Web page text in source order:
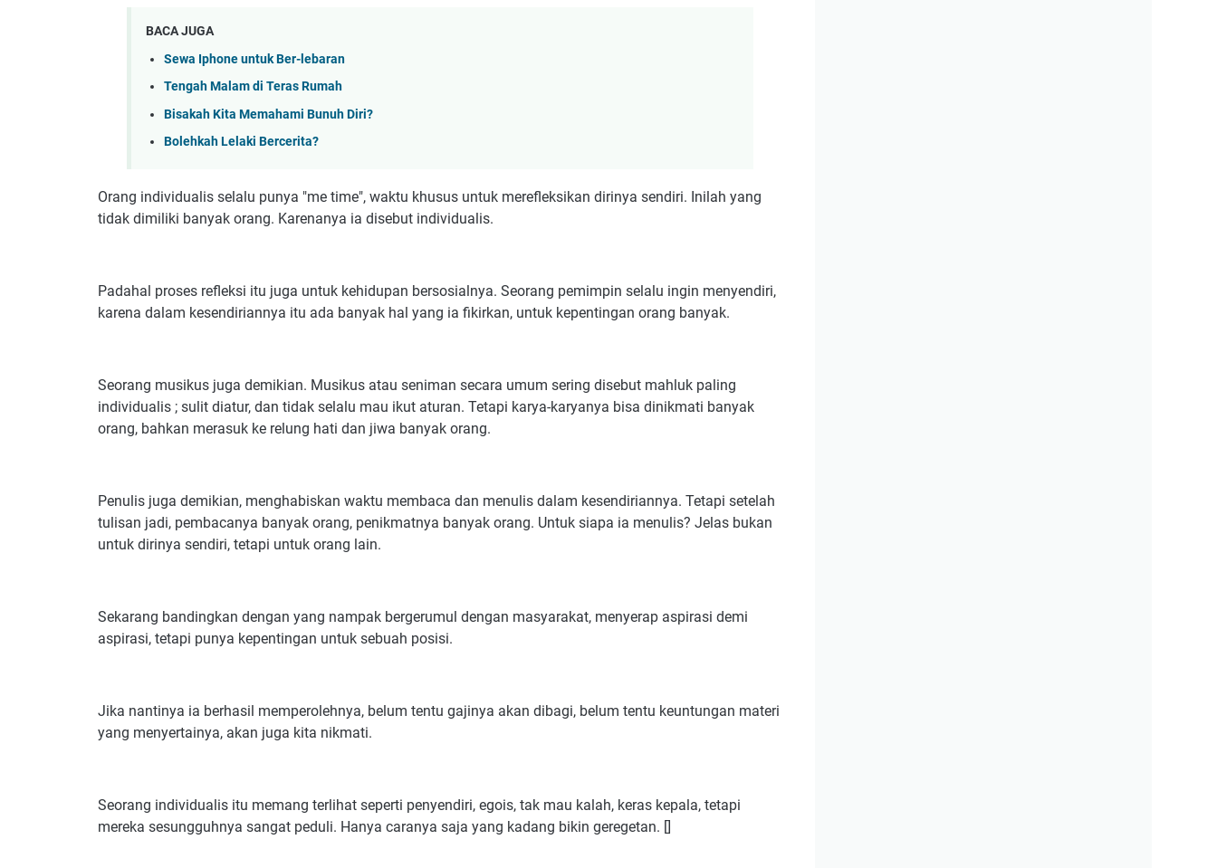
BACA JUGA
Sewa Iphone untuk Ber-lebaran
Tengah Malam di Teras Rumah
Bisakah Kita Memahami Bunuh Diri?
Bolehkah Lelaki Bercerita?
Orang individualis selalu punya "me time", waktu khusus untuk merefleksikan dirinya sendiri. Inilah yang
tidak dimiliki banyak orang. Karenanya ia disebut individualis.
Padahal proses refleksi itu juga untuk kehidupan bersosialnya. Seorang pemimpin selalu ingin menyendiri,
karena dalam kesendiriannya itu ada banyak hal yang ia fikirkan, untuk kepentingan orang banyak.
Seorang musikus juga demikian. Musikus atau seniman secara umum sering disebut mahluk paling
individualis ; sulit diatur, dan tidak selalu mau ikut aturan. Tetapi karya-karyanya bisa dinikmati banyak
orang, bahkan merasuk ke relung hati dan jiwa banyak orang.
Penulis juga demikian, menghabiskan waktu membaca dan menulis dalam kesendiriannya. Tetapi setelah
tulisan jadi, pembacanya banyak orang, penikmatnya banyak orang. Untuk siapa ia menulis? Jelas bukan
untuk dirinya sendiri, tetapi untuk orang lain.
Sekarang bandingkan dengan yang nampak bergerumul dengan masyarakat, menyerap aspirasi demi
aspirasi, tetapi punya kepentingan untuk sebuah posisi.
Jika nantinya ia berhasil memperolehnya, belum tentu gajinya akan dibagi, belum tentu keuntungan materi
yang menyertainya, akan juga kita nikmati.
Seorang individualis itu memang terlihat seperti penyendiri, egois, tak mau kalah, keras kepala, tetapi
mereka sesungguhnya sangat peduli. Hanya caranya saja yang kadang bikin geregetan. []